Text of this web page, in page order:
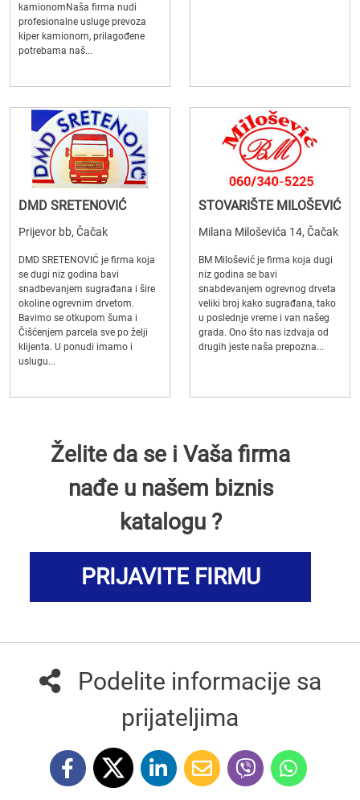
kamionomNaša firma nudi
profesionalne usluge prevoza
kiper kamionom, prilagođene
potrebama naš...
DMD SRETENOVIĆ
Prijevor bb, Čačak
DMD SRETENOVIĆ je firma koja
se dugi niz godina bavi
snadbevanjem sugrađana i šire
okoline ogrevnim drvetom.
Bavimo se otkupom šuma i
Čišćenjem parcela sve po želji
klijenta. U ponudi imamo i
uslugu...
STOVARIŠTE MILOŠEVIĆ
Milana Miloševića 14, Čačak
BM Milošević je firma koja dugi
niz godina se bavi
snabdevanjem ogrevnog drveta
veliki broj kako sugrađana, tako
u poslednje vreme i van našeg
grada. Ono što nas izdvaja od
drugih jeste naša prepozna...
Želite da se i Vaša firma
nađe u našem biznis
katalogu ?
PRIJAVITE FIRMU
Podelite informacije sa
prijateljima